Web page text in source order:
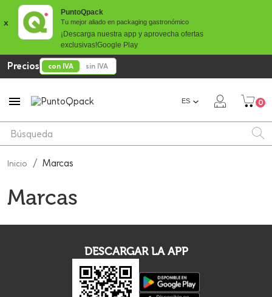
x
PuntoQpack
Tu mejor aliado en packaging gastronómico
¡Descarga nuestra app y aprovecha ofertas
exclusivas!Google Play
Precios con IVA sin IVA
 ES 0
Inicio Marcas
Marcas
DESCARGAR LA APP